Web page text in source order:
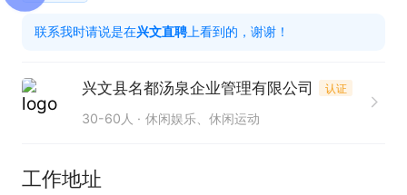
薪资待遇 ：3200 元底薪 + 搓澡提成 30 元 / 位，多
工作时间 ：
    周五、周六、节假日：中午 12 点 - 凌晨 2 点
联系我时请说是在兴文直聘 上看到的，谢谢！
兴文县名都汤泉企业管理有限公司 认证
30-60人 休闲娱乐、休闲运动
工作地址